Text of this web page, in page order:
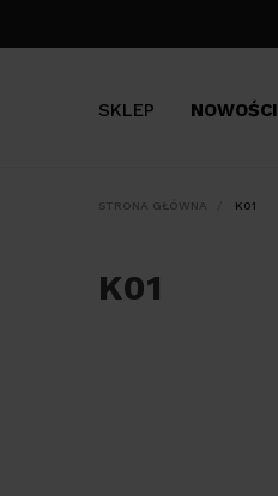
SKLEP NOWOŚCI
STRONA GŁÓWNA K01
K01